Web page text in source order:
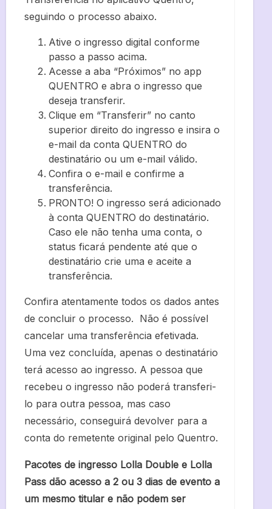
seguindo o processo abaixo.
Ative o ingresso digital conforme
passo a passo acima.
Acesse a aba “Próximos” no app
QUENTRO e abra o ingresso que
deseja transferir.
Clique em “Transferir” no canto
superior direito do ingresso e insira o
e-mail da conta QUENTRO do
destinatário ou um e-mail válido.
Confira o e-mail e confirme a
transferência.
PRONTO! O ingresso será adicionado
à conta QUENTRO do destinatário.
Caso ele não tenha uma conta, o
status ficará pendente até que o
destinatário crie uma e aceite a
transferência.
Confira atentamente todos os dados antes
de concluir o processo. Não é possível
cancelar uma transferência efetivada.
Uma vez concluída, apenas o destinatário
terá acesso ao ingresso. A pessoa que
recebeu o ingresso não poderá transferi-
lo para outra pessoa, mas caso
necessário, conseguirá devolver para a
conta do remetente original pelo Quentro.
Pacotes de ingresso Lolla Double e Lolla
Pass dão acesso a 2 ou 3 dias de evento a
um mesmo titular e não podem ser